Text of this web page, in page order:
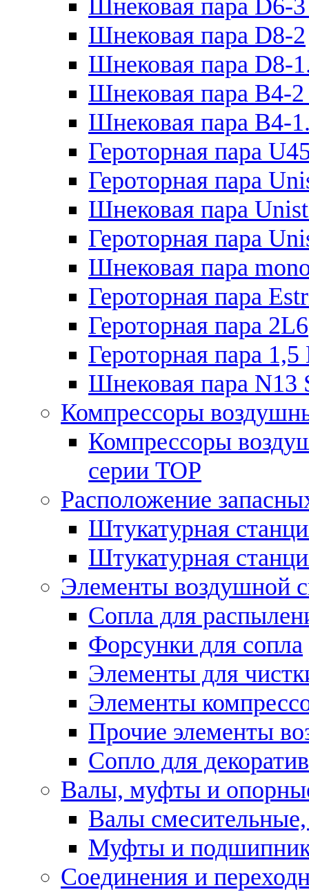
Шнековая пара D6-
Шнековая пара D8-2
Шнековая пара D8-
Шнековая пара B4-
Шнековая пара B4-
Героторная пара
Героторная пара
Шнековая пара
Героторная пара
Шнековая пара
Героторная пара
Героторная пара 2L6
Героторная пара 1,5
Шнековая пара N13
Компрессоры
Компрессоры
серии TOP
Расположение
Штукатурная
Штукатурная
Элементы воздушной
Сопла для
Форсунки для сопла
Элементы для
Элементы
Прочие элементы
Сопло для
Валы, муфты и
Валы
Муфты и
Соединения и